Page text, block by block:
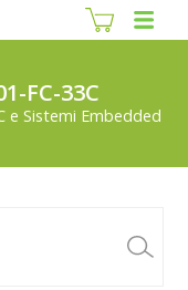
FC-33C
e Sistemi Embedded